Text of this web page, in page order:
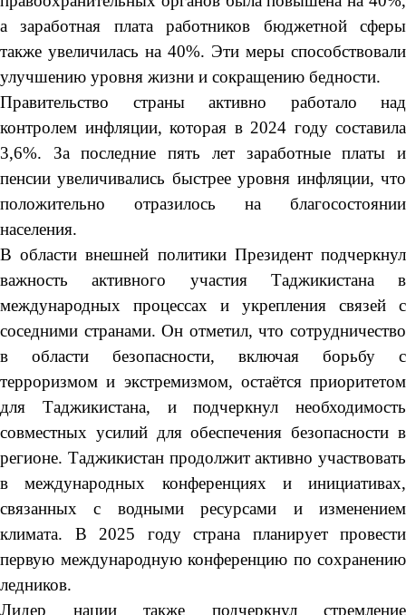
а заработная плата работников бюджетной сферы
также увеличилась на 40%. Эти меры способствовали
улучшению уровня жизни и сокращению бедности.
Правительство страны активно работало над
контролем инфляции, которая в 2024 году составила
3,6%. За последние пять лет заработные платы и
пенсии увеличивались быстрее уровня инфляции, что
положительно отразилось на благосостоянии
населения.
В области внешней политики Президент подчеркнул
важность активного участия Таджикистана в
международных процессах и укрепления связей с
соседними странами. Он отметил, что сотрудничество
в области безопасности, включая борьбу с
терроризмом и экстремизмом, остаётся приоритетом
для Таджикистана, и подчеркнул необходимость
совместных усилий для обеспечения безопасности в
регионе. Таджикистан продолжит активно участвовать
в международных конференциях и инициативах,
связанных с водными ресурсами и изменением
климата. В 2025 году страна планирует провести
первую международную конференцию по сохранению
ледников.
Лидер нации также подчеркнул стремление